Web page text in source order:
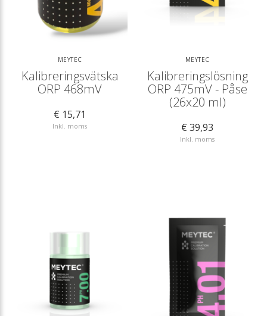
MEYTEC
Kalibreringsvätska
ORP 468mV
€ 15,71
Inkl. moms
MEYTEC
Kalibreringslösning
ORP 475mV - Påse
(26x20 ml)
€ 39,93
Inkl. moms